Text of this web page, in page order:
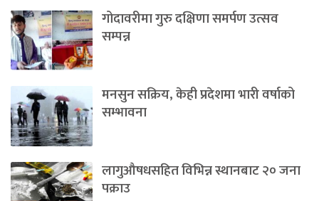
गोदावरीमा गुरु दक्षिणा समर्पण उत्सव
सम्पन्न
मनसुन सक्रिय, केही प्रदेशमा भारी वर्षाको
सम्भावना
लागुऔषधसहित विभिन्न स्थानबाट २० जना
पक्राउ